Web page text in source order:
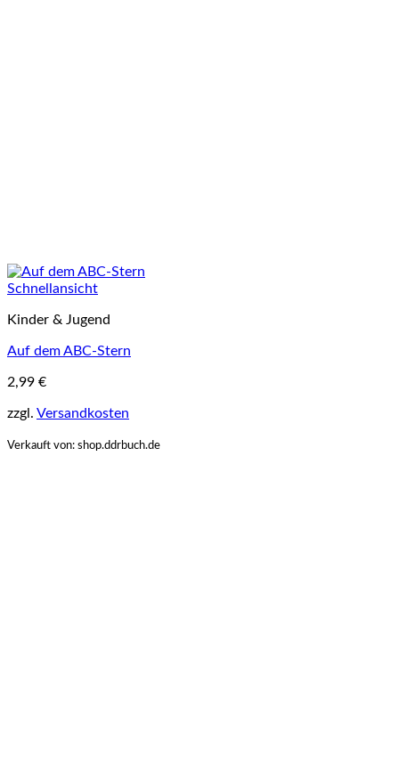
Schnellansicht
Kinder & Jugend
Auf dem ABC-Stern
2,99 €
zzgl. Versandkosten
Verkauft von: shop.ddrbuch.de